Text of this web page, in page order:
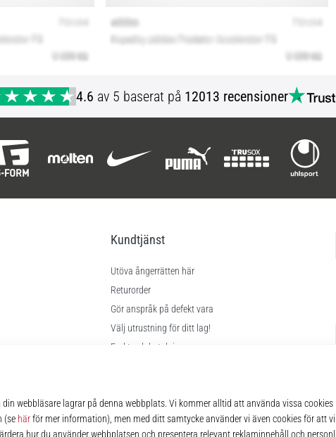
4.6 av 5 baserat på 12013 recensioner
Kundtjänst
Utöva ångerrätten här
Returorder
Gör anspråk på defekt vara
Välj utrustning för ditt lag!
Frakt och betalning
FAQ
Sekretesspolicy